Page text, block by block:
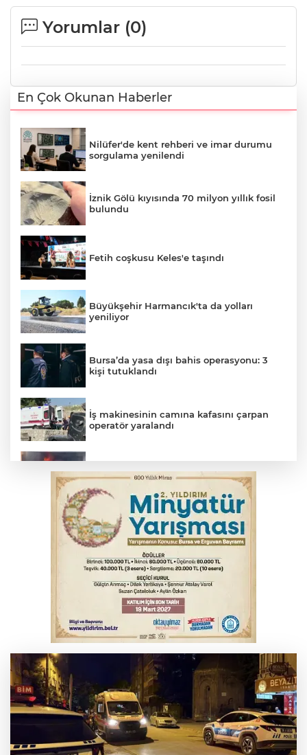
Yorumlar (0)
En Çok Okunan Haberler
Nilüfer'de kent rehberi ve imar durumu
sorgulama yenilendi
İznik Gölü kıyısında 70 milyon yıllık fosil
bulundu
Fetih coşkusu Keles'e taşındı
Büyükşehir Harmancık'ta da yolları
yeniliyor
Bursa’da yasa dışı bahis operasyonu: 3
kişi tutuklandı
İş makinesinin camına kafasını çarpan
operatör yaralandı
sıçrayan alevler söndürüldü
Otomobil kanala uçtu: 2 yaralı
Bursa'da Mustafa Keser'den müzik ve
kahkaha dolu gece
Elektrik akımına kapılan işçi hayatını
kaybetti